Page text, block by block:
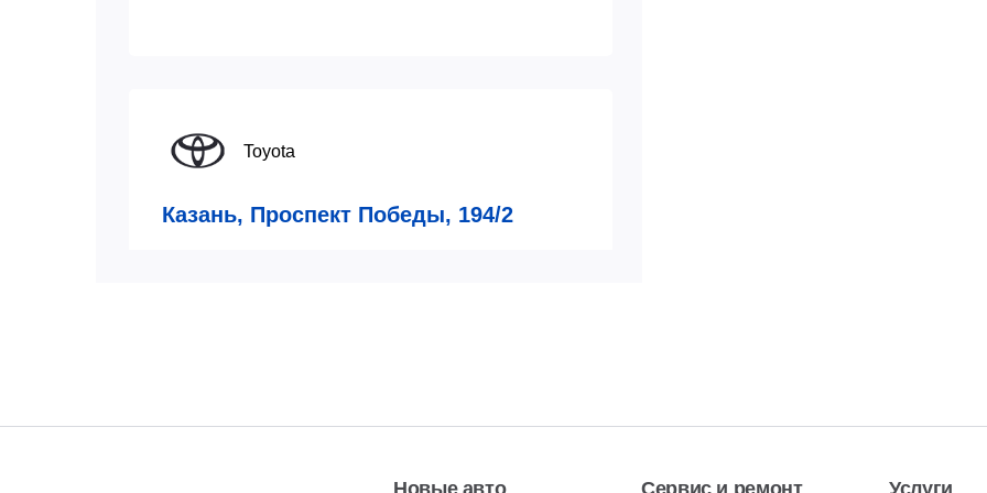
Toyota
Казань, Проспект Победы, 194/2
Новые авто Сервис и ремонт Услуги